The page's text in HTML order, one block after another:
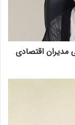
مدیران اقتصادی